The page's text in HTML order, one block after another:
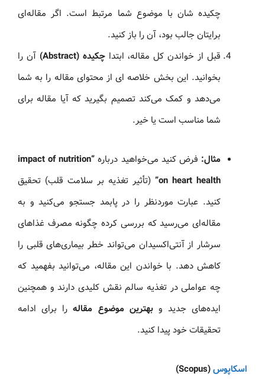
چکیده‌ شان با موضوع شما مرتبط است. اگر مقاله‌ای
برایتان جالب بود، آن را باز کنید.
قبل از خواندن کل مقاله، ابتداچکیده (Abstract)
آن را
بخوانید. این بخش خلاصه‌ ای از محتوای مقاله را به شما
می‌دهد و کمک می‌کند تصمیم بگیرید که آیا مقاله برای
شما مناسب است یا خیر.
مثال: فرض کنید می‌خواهید درباره “impact of nutrition
on heart health” (تأثیر تغذیه بر سلامت قلب) تحقیق
کنید. عبارت موردنظر را در پابمد جستجو می‌کنید و به
مقاله‌ای می‌رسید که بررسی کرده چگونه مصرف غذاهای
سرشار از آنتی‌اکسیدان می‌تواند خطر بیماری‌های قلبی را
کاهش دهد. با خواندن این مقاله، می‌توانید بفهمید که
چه عواملی در تغذیه سالم نقش کلیدی دارند و همچنین
ایده‌های جدید و بهترین موضوع مقالهرا برای ادامه
تحقیقات خود پیدا کنید.
اسکاپوس(Scopus)